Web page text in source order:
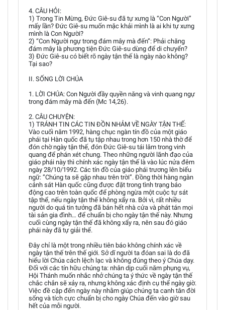
4. CÂU HỎI:
1) Trong Tin Mừng, Đức Giê-su đã tự xưng là “Con Người”
mấy lần? Đức Giê-su muốn mặc khải mình là ai khi tự xưng
mình là Con Người?
2) “Con Người ngự trong đám mây mà đến”: Phải chăng
đám mây là phương tiện Đức Giê-su dùng để di chưyển?
3) Đức Giê-su có biết rõ ngày tận thế là ngày nào không?
Tại sao?
II. SỐNG LỜI CHÚA
1. LỜI CHÚA: Con Người đầy quyền năng và vinh quang ngự
trong đám mây mà đến (Mc 14,26).
2. CÂU CHUYỆN:
1) TRÁNH TIN CÁC TIN ĐỒN NHẢM VỀ NGÀY TẬN THẾ:
Vào cuối năm 1992, hàng chục ngàn tín đồ của một giáo
phái tại Hàn quốc đã tụ tập nhau trong hơn 150 nhà thờ để
đón chờ ngày tận thế, đón Đức Giê-su tái lâm trong vinh
quang để phán xét chung. Theo những người lãnh đạo của
giáo phái này thì chính xác ngày tận thế là vào lúc nửa đêm
ngày 28/10/1992. Các tín đồ của giáo phái trương lên biểu
ngữ: ”Chúng ta sẽ gặp nhau trên trời”. Đồng thời hàng ngàn
cảnh sát Hàn quốc cũng được đặt trong tình trạng báo
động cao trên toàn quốc để phòng ngừa một cuộc tự sát
tập thể, nếu ngày tận thế không xẩy ra. Bởi vì, rất nhiều
người do quá tin tưởng đã bán hết nhà cửa và phát tán mọi
tài sản gia đình… để chuẩn bị cho ngày tận thế này. Nhưng
cuối cùng ngày tận thế đã không xẩy ra, nên sau đó giáo
phái này đã tự giải thể.
Đây chỉ là một trong nhiều tiên báo không chính xác về
ngày tận thế trên thế giới. Sở dĩ người ta đóan sai là do đã
hiểu lời Chúa cách lệch lạc và không đúng theo ý Chúa dạy.
Đối với các tín hữu chúng ta: nhân dịp cuối năm phụng vụ,
Hội Thánh muốn nhắc nhở chúng ta ý thức về ngày tận thế
chắc chắn sẽ xảy ra, nhưng không xác định cụ thể ngày giờ.
Việc đề cập đến ngày này nhằm giúp chúng ta canh tân đời
sống và tích cực chuẩn bị cho ngày Chúa đến vào giờ sau
hết của mỗi người.